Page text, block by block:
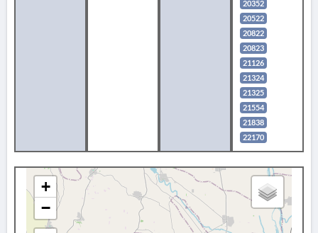
20352
20522
20822
20823
21126
21324
21325
21554
21838
22170
+
−